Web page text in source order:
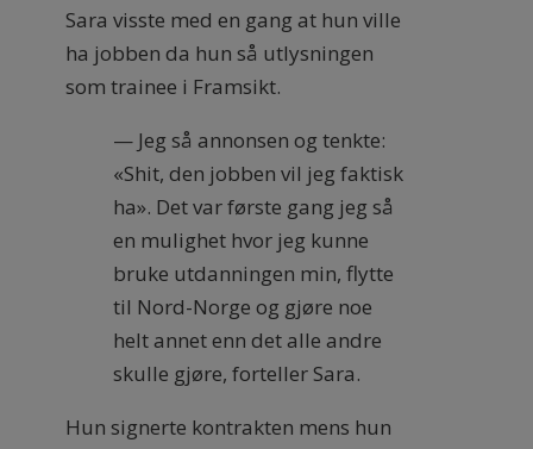
Sara visste med en gang at hun ville
ha jobben da hun så utlysningen
som trainee i Framsikt.
— Jeg så annonsen og tenkte:
«Shit, den jobben vil jeg faktisk
ha». Det var første gang jeg så
en mulighet hvor jeg kunne
bruke utdanningen min, flytte
til Nord-Norge og gjøre noe
helt annet enn det alle andre
skulle gjøre, forteller Sara.
Hun signerte kontrakten mens hun